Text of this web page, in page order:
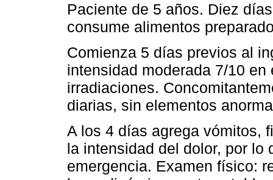
Paciente de 5 años. Diez
consume alimentos
Comienza 5 días previos al
intensidad moderada 7/10
irradiaciones.
diarias, sin elementos
A los 4 días agrega vómitos,
la intensidad del dolor, por lo
emergencia. Examen físico: